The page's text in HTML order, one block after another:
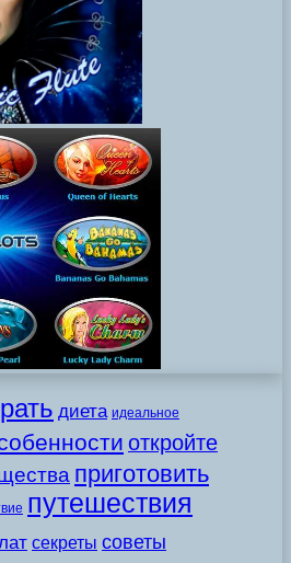
диета идеальное
откройте
приготовить
путешествия
секреты советы